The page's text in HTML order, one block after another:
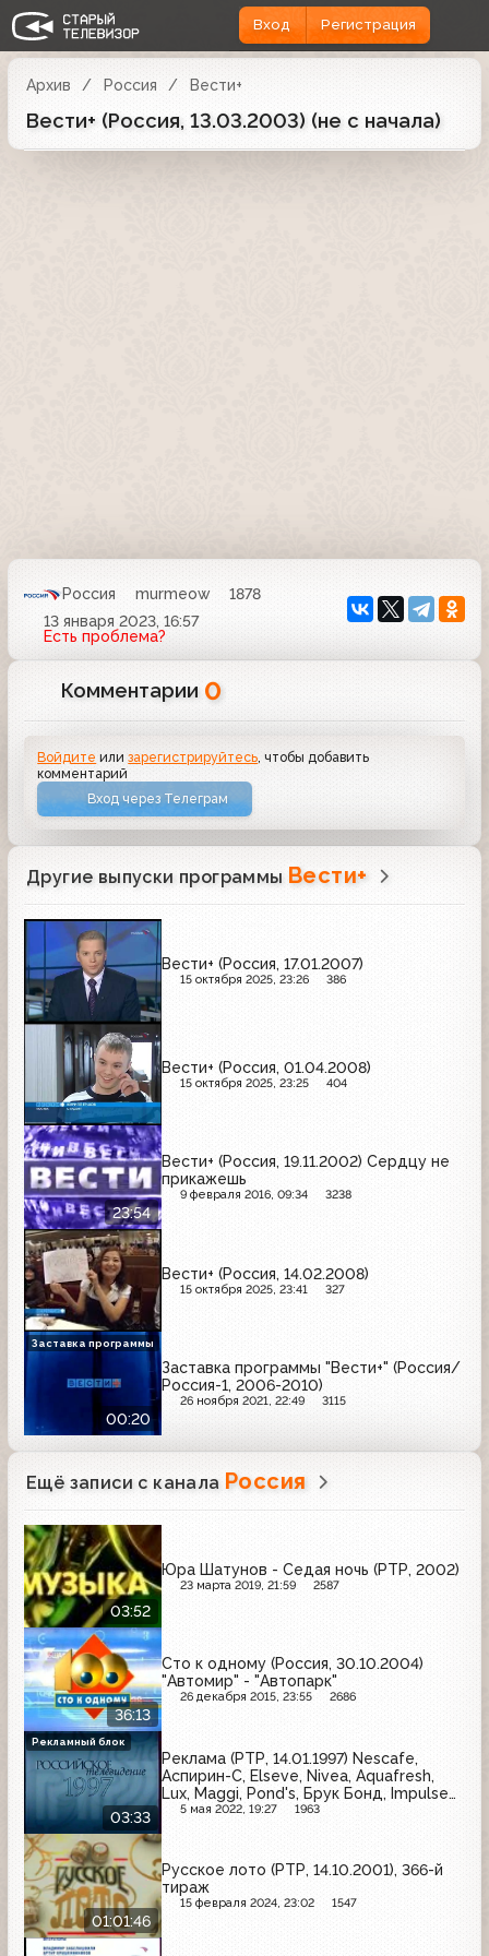
Вход Регистрация
Архив Россия Вести+
Вести+ (Россия, 13.03.2003) (не с начала)
Россия murmeow
1878
13 января 2023, 16:57
Есть проблема?
Комментарии 0
Войдите илизарегистрируйтесь , чтобы добавить
комментарий
Вход через Телеграм
Другие выпуски программы Вести+
Вести+ (Россия, 17.01.2007)
15 октября 2025, 23:26 386
Вести+ (Россия, 01.04.2008)
15 октября 2025, 23:25 404
23:54
Вести+ (Россия, 19.11.2002) Сердцу не
прикажешь
9 февраля 2016, 09:34 3238
Вести+ (Россия, 14.02.2008)
15 октября 2025, 23:41 327
00:20
Заставка программы "Вести+" (Россия/
Россия-1, 2006-2010)
26 ноября 2021, 22:49 3115
Заставка программы
Ещё записи с канала Россия
03:52
Юра Шатунов - Седая ночь (РТР, 2002)
23 марта 2019, 21:59 2587
36:13
Сто к одному (Россия, 30.10.2004)
"Автомир" - "Автопарк"
26 декабря 2015, 23:55 2686
03:33
Реклама (РТР, 14.01.1997) Nescafe,
Аспирин-C, Elseve, Nivea, Aquafresh,
Lux, Maggi, Pond's, Брук Бонд, Impulse
O2, Oxy 10
5 мая 2022, 19:27 1963
Рекламный блок
01:01:46
Русское лото (РТР, 14.10.2001), 366-й
тираж
15 февраля 2024, 23:02 1547